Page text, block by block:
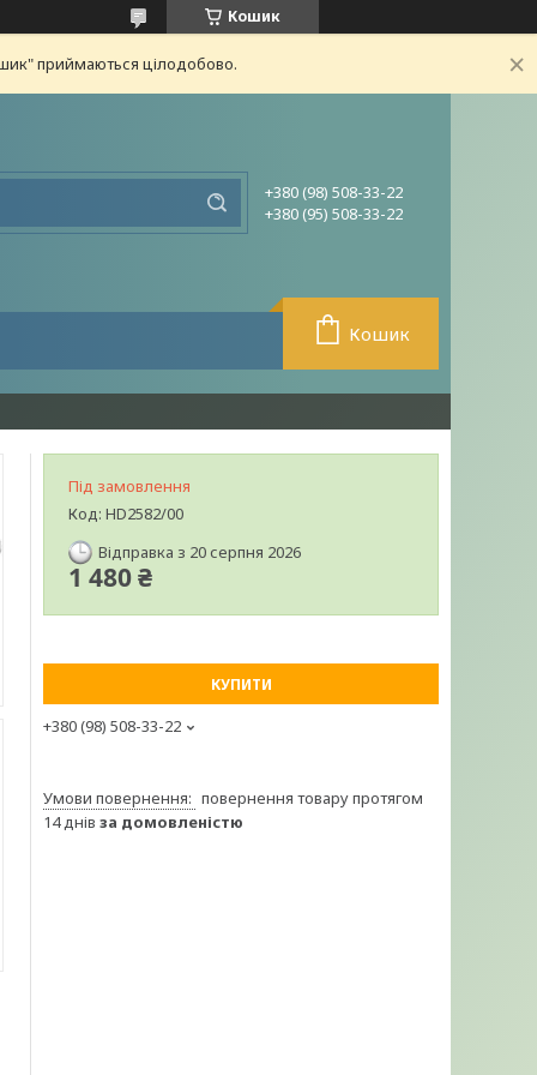
Кошик
приймаються цілодобово.
+380 (98) 508-33-22
+380 (95) 508-33-22
Кошик
Під замовлення
Код: HD2582/00
Відправка з 20 серпня 2026
1 480 ₴
КУПИТИ
+380 (98) 508-33-22
повернення товару протягом
14 днів за домовленістю